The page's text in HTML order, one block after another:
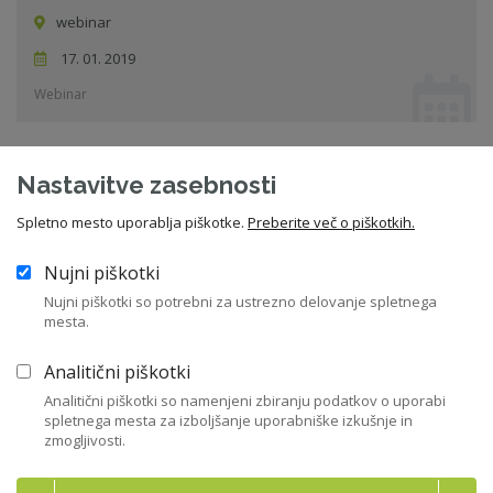
webinar
17. 01. 2019
Webinar
Nadzor nad finančnim poslovanjem družbe
Dom gospodarstva (GZS), Dimičeva 13, Ljubljana
31. 01. 2019
Seminar
Nastavitve zasebnosti
Spletno mesto uporablja piškotke. Preberite več o piškotkih.
Nujni piškotki
Nujni piškotki so potrebni za ustrezno delovanje spletnega
mesta.
Analitični piškotki
Analitični piškotki so namenjeni zbiranju podatkov o uporabi
spletnega mesta za izboljšanje uporabniške izkušnje in
zmogljivosti.